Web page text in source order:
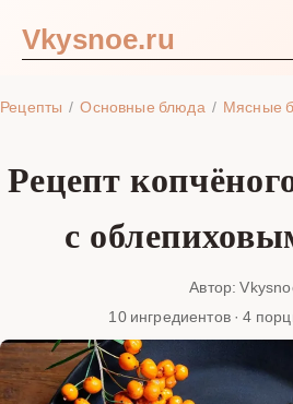
Vkysnoe.ru
Рецепты Основные блюда Мясные
Рецепт
с
Автор:
10 ингредиентов · 4